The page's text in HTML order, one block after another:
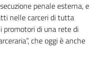
penale esterna, e
nelle carceri di tutta
di una rete di
che oggi è anche